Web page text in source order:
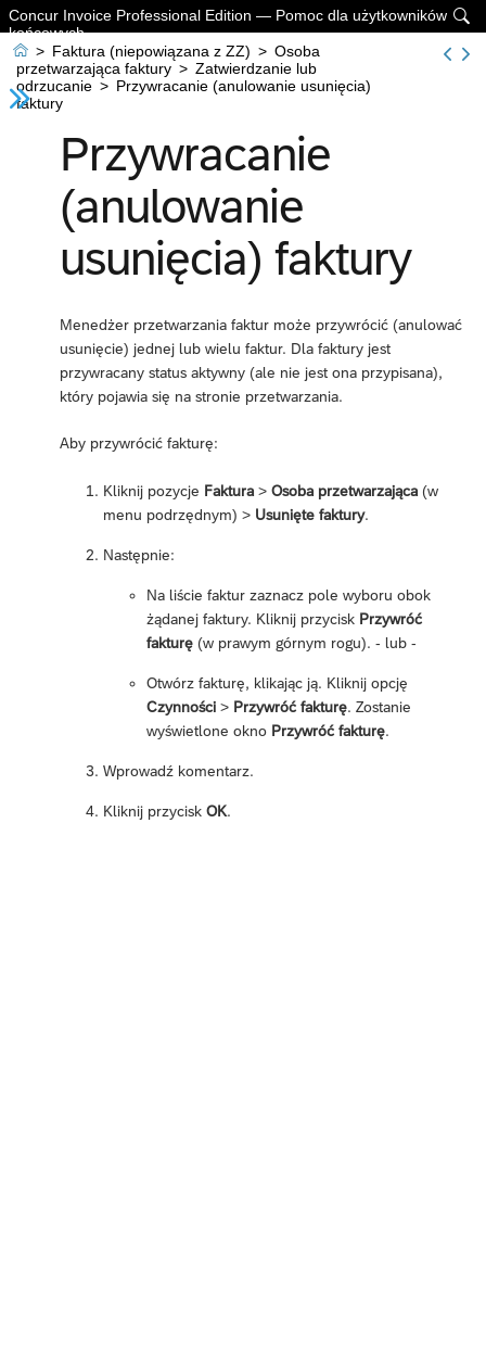

Concur Invoice Professional Edition — Pomoc dla użytkowników
końcowych
 > Faktura (niepowiązana z ZZ) > Osoba
przetwarzająca faktury > Zatwierdzanie lub
odrzucanie > Przywracanie (anulowanie usunięcia)
faktury
Przywracanie
(anulowanie
usunięcia) faktury
Menedżer przetwarzania faktur może przywrócić (anulować
usunięcie) jednej lub wielu faktur. Dla faktury jest
przywracany status aktywny (ale nie jest ona przypisana),
który pojawia się na stronie przetwarzania.
Aby przywrócić fakturę:
Kliknij pozycje Faktura > Osoba przetwarzająca (w
menu podrzędnym) > Usunięte faktury.
Następnie:
Na liście faktur zaznacz pole wyboru obok
żądanej faktury. Kliknij przycisk Przywróć
fakturę (w prawym górnym rogu). - lub -
Otwórz fakturę, klikając ją. Kliknij opcję
Czynności > Przywróć fakturę. Zostanie
wyświetlone okno Przywróć fakturę.
Wprowadź komentarz.
Kliknij przycisk OK.